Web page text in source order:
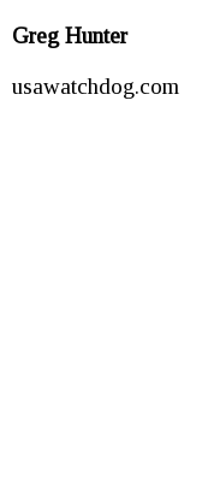
Greg Hunter
usawatchdog.com